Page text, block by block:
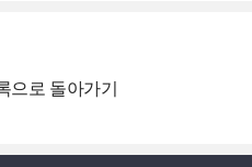
으로 돌아가기